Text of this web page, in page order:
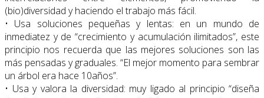
(bio)diversidad y haciendo el trabajo más fácil.
• Usa soluciones pequeñas y lentas: en un mundo de
inmediatez y de “crecimiento y acumulación ilimitados”, este
principio nos recuerda que las mejores soluciones son las
más pensadas y graduales. “El mejor momento para sembrar
un árbol era hace 10años”.
• Usa y valora la diversidad: muy ligado al principio “diseña